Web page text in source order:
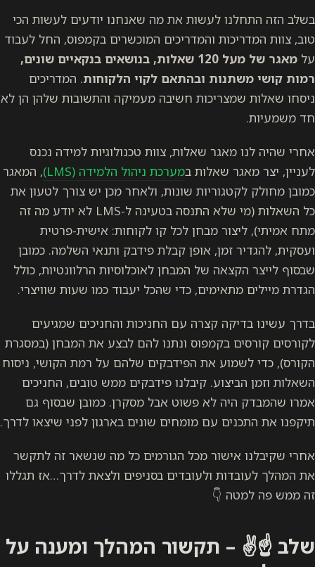
בשלב הזה התחלנו לעשות את מה שאנחנו יודעים לעשות הכי
טוב, צוות המדריכות והמדריכים המוכשרים בקמפוס, החל לעבוד
על
מאגר של מעל 120 שאלות, בנושאים בנקאיים שונים,
רמות קושי משתנות ובהתאם לקוי הלקוחות. המדריכים
ניסחו שאלות שמצריכות חשיבה מעמיקה והתשובות שלהן הן לא
חד משמעיות.
אחרי שהיה לנו מאגר שאלות, צוות טכנולוגיות למידה נכנס
לעניין, יצר מאגר שאלות במערכת ניהול הלמידה (LMS)
, המאגר
כמובן מחולק לקטגוריות שונות, ולאחר מכן יש צורך לטעון את
כל השאלות (מי שלא התנסה בטעינה ל-LMS לא יודע מה זה
מתח אמיתי), ליצור מבחן לכל קו לקוחות: אישית-פרטית
ועסקית, להגדיר זמן, אופן קבלת פידבק ותנאי השלמה. כמובן
שבסוף לייצר הקצאה של המבחן לאוכלוסיות הרלוונטיות, כולל
הגדרת מיילים מתאימים, כדי שהכל יעבוד כמו שעות שוויצרי.
בדרך עשינו בדיקה קצרה עם החניכות והחניכים שמגיעים
לקורסים קורסים בקמפוס ונתנו להם לבצע את המבחן (במסגרת
הקורס), כדי לשמוע את הפידבקים שלהם על רמת הקושי, ניסוח
השאלות וזמן הביצוע. קיבלנו פידבקים ממש טובים, החניכים
אמרו שהמבדק היה לא פשוט אבל מסקרן. כמובן שבסוף גם
תיקפנו את התכנים עם מומחים שונים בארגון לפני שיצאו לדרך.
אחרי שקיבלנו אישור מכל הגורמים כל מה שנשאר זה לתקשר
את המהלך לעובדות ולעובדים בסניפים ולצאת לדרך…אז תגללו
זה ממש פה למטה 👇
שלב ☝️✌️ – תקשור המהלך ומענה על